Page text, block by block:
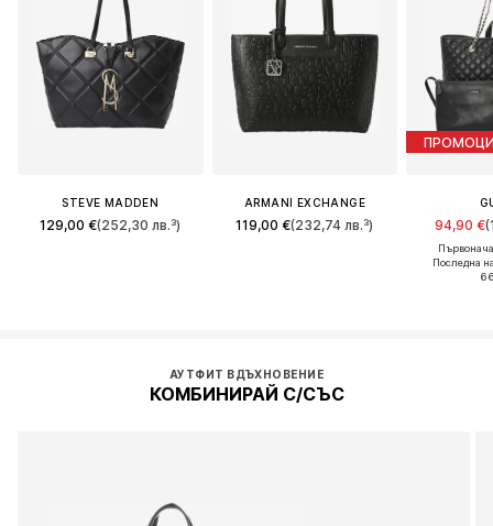
STEVE MADDEN
129,00 €(252,30 лв.³)
ARMANI EXCHANGE
119,00 €(232,74 лв.³) 94,90 €
Последна
АУТФИТ ВДЪХНОВЕНИЕ
КОМБИНИРАЙ С/СЪС